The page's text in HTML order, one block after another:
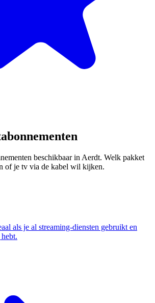
beschikbaar in Aerdt. Welk pakket
of je tv via de kabel wil kijken.
als je al streaming-diensten gebruikt en